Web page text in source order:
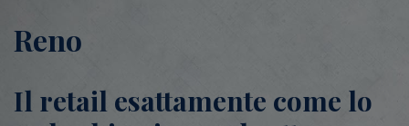
Reno
Il retail esattamente come lo